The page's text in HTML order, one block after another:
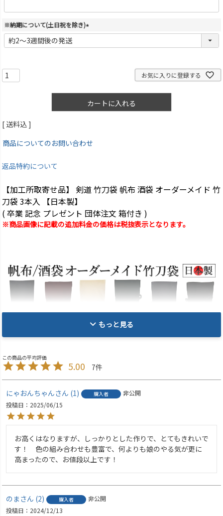
※納期について(土日祝を除き)
(
お気に入りに登録する
カートに入れる
送料込
商品についてのお問い合わせ
返品特約について
【加工所取寄せ品】 剣道 竹刀袋 帆布 酒袋 オーダーメイド 竹
刀袋 3本入 【日本製】
( 卒業 記念 プレゼント 団体注文 箱付き )
※商品画像に記載の追加料金の価格は税抜表示となります。
もっと見る
5.00 7
にゃおんちゃん 1 購入者
非公開
投稿日
2025/06/15
お高くはなりますが、しっかりとした作りで、とてもきれいで
す！　色の組み合わせも豊富で、何よりも娘のやる気が更に
高まったので、お値段以上です！
のま 2 購入者
非公開
投稿日
2024/12/13